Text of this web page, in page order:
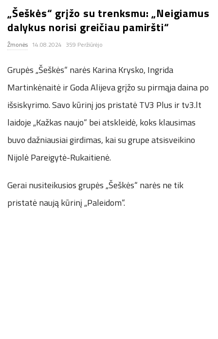
.
c
o
.
u
k
„Šeškės“ grįžo su trenksmu: „Neigiamus
dalykus norisi greičiau pamiršti“
Žmonės 14.08.2024 359 Peržiūrėjo
Grupės „Šeškės“ narės Karina Krysko, Ingrida
Martinkėnaitė ir Goda Alijeva grįžo su pirmąja daina po
išsiskyrimo. Savo kūrinį jos pristatė TV3 Plus ir tv3.lt
laidoje „Kažkas naujo“ bei atskleidė, koks klausimas
buvo dažniausiai girdimas, kai su grupe atsisveikino
Nijolė Pareigytė-Rukaitienė.
Gerai nusiteikusios grupės „Šeškės“ narės ne tik
pristatė naują kūrinį „Paleidom“.